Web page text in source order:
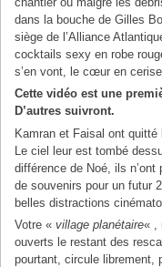
dans la bouche de Gilles
siège de l’Alliance
cocktails sexy en robe
s’en vont, le cœur en
Cette vidéo est une
D’autres suivront.
Kamran et Faisal ont quitté
Le ciel leur est tombé
différence de Noé, ils
de souvenirs pour un futur
belles distractions
Votre «village planétaire« ,
ouverts le restant des
pourtant, circule librement,